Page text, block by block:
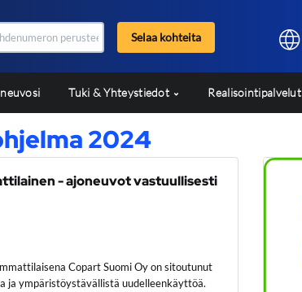
Selaa kohteita
Tuki & Yhteystiedot Realisointipalvelut
2024
- ajoneuvot vastuullisesti
Copart Suomi Oy on sitoutunut
ja ympäristöystävällistä uudelleenkäyttöä.